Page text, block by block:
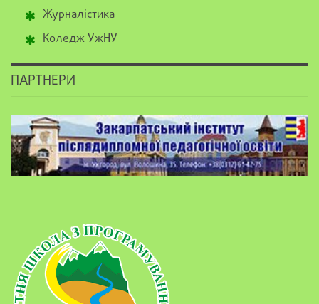
Журналістика
Коледж УжНУ
ПАРТНЕРИ